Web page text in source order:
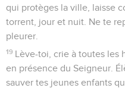
qui protèges la ville, laisse
torrent, jour et nuit. Ne te
pleurer.
19 Lève-toi, crie à toutes
en présence du Seigneur.
sauver tes jeunes enfants